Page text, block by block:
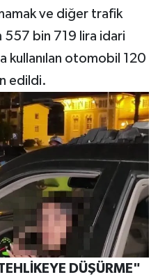
ve diğer trafik
bin 719 lira idari
kullanılan otomobil 120
edildi.
DÜŞÜRME"